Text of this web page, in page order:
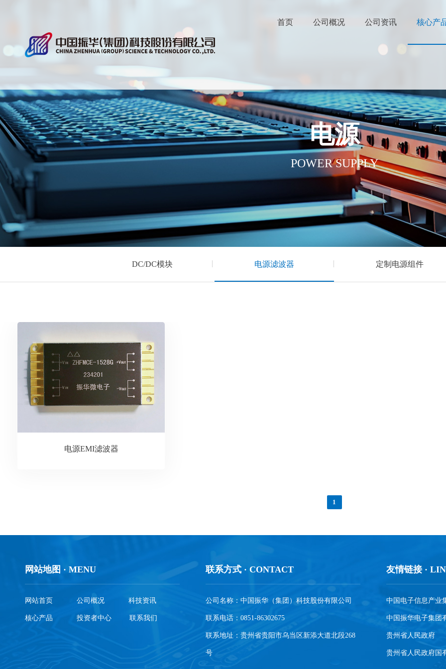
首页 公司概况 公司资讯 核心产
电源
POWER SUPPLY
DC/DC模块 电源滤波器 定制电源组件
电源EMI滤波器
1
网站地图 · MENU
网站首页 公司概况 科技资讯
核心产品 投资者中心 联系我们
联系方式 · CONTACT
公司名称：中国振华（集团）科技股份有限公司
联系电话：0851-86302675
联系地址：贵州省贵阳市乌当区新添大道北段268
号
友情链接 ·
中国电子信息产业
中国振华电子集团
贵州省人民政府
贵州省人民政府国